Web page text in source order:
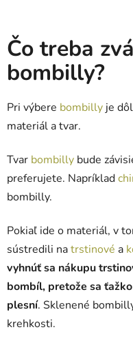
Čo treba
bombilly?
Pri výbere bombilly je
materiál a tvar.
Tvar bombilly bude
preferujete. Napríklad
bombilly.
Pokiaľ ide o materiál, v
sústredili natrstinové a
vyhnúť sa nákupu
bombíl, pretože sa
plesní. Sklenené
krehkosti.